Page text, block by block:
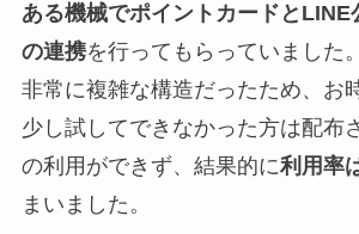
ある機械でポイントカードとLINE
の連携を行ってもらっていました。
非常に複雑な構造だったため、お
少し試してできなかった方は配布
の利用ができず、結果的に利用率
まいました。